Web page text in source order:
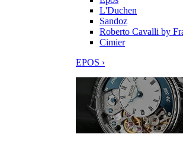
L'Duchen
Sandoz
Roberto Cavalli by
Cimier
EPOS ›